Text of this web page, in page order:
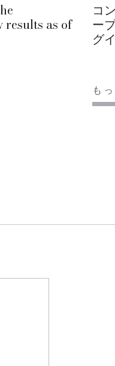
as of
コ
ー
グ
も